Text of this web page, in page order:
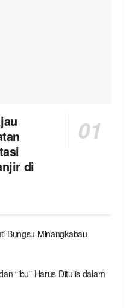
di
Bungsu Minangkabau
“ibu” Harus Ditulis dalam